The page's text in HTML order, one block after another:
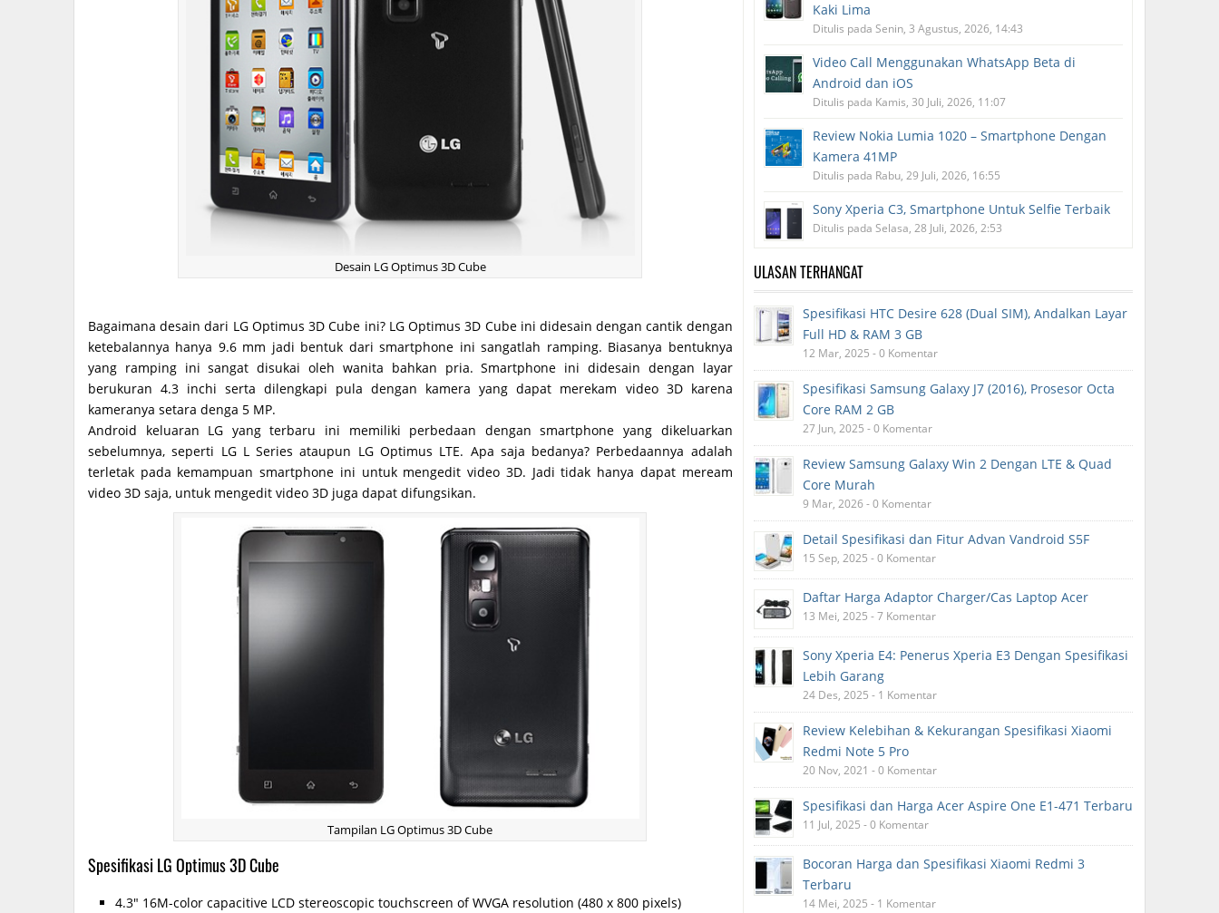
Desain LG Optimus 3D Cube
Bagaimana desain dari LG Optimus 3D Cube ini? LG Optimus 3D Cube ini didesain dengan cantik dengan
ketebalannya hanya 9.6 mm jadi bentuk dari smartphone ini sangatlah ramping. Biasanya bentuknya
yang ramping ini sangat disukai oleh wanita bahkan pria. Smartphone ini didesain dengan layar
berukuran 4.3 inchi serta dilengkapi pula dengan kamera yang dapat merekam video 3D karena
kameranya setara denga 5 MP.
Android keluaran LG yang terbaru ini memiliki perbedaan dengan smartphone yang dikeluarkan
sebelumnya, seperti LG L Series ataupun LG Optimus LTE. Apa saja bedanya? Perbedaannya adalah
terletak pada kemampuan smartphone ini untuk mengedit video 3D. Jadi tidak hanya dapat meream
video 3D saja, untuk mengedit video 3D juga dapat difungsikan.
Tampilan LG Optimus 3D Cube
Spesifikasi LG Optimus 3D Cube
4.3″ 16M-color capacitive LCD stereoscopic touchscreen of WVGA resolution (480 x 800 pixels)
Kaki Lima
Ditulis pada Senin, 3 Agustus, 2026, 14:43
Video Call Menggunakan WhatsApp Beta di
Android dan iOS
Ditulis pada Kamis, 30 Juli, 2026, 11:07
Review Nokia Lumia 1020 – Smartphone Dengan
Kamera 41MP
Ditulis pada Rabu, 29 Juli, 2026, 16:55
Sony Xperia C3, Smartphone Untuk Selfie Terbaik
Ditulis pada Selasa, 28 Juli, 2026, 2:53
ULASAN TERHANGAT
Spesifikasi HTC Desire 628 (Dual SIM), Andalkan Layar
Full HD & RAM 3 GB
12 Mar, 2025 - 0 Komentar
Spesifikasi Samsung Galaxy J7 (2016), Prosesor Octa
Core RAM 2 GB
27 Jun, 2025 - 0 Komentar
Review Samsung Galaxy Win 2 Dengan LTE & Quad
Core Murah
9 Mar, 2026 - 0 Komentar
Detail Spesifikasi dan Fitur Advan Vandroid S5F
15 Sep, 2025 - 0 Komentar
Daftar Harga Adaptor Charger/Cas Laptop Acer
13 Mei, 2025 - 7 Komentar
Sony Xperia E4: Penerus Xperia E3 Dengan Spesifikasi
Lebih Garang
24 Des, 2025 - 1 Komentar
Review Kelebihan & Kekurangan Spesifikasi Xiaomi
Redmi Note 5 Pro
20 Nov, 2021 - 0 Komentar
Spesifikasi dan Harga Acer Aspire One E1-471 Terbaru
11 Jul, 2025 - 0 Komentar
Bocoran Harga dan Spesifikasi Xiaomi Redmi 3
Terbaru
14 Mei, 2025 - 1 Komentar